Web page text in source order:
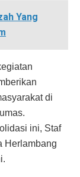
Yang
di
ini, Staf
Herlambang